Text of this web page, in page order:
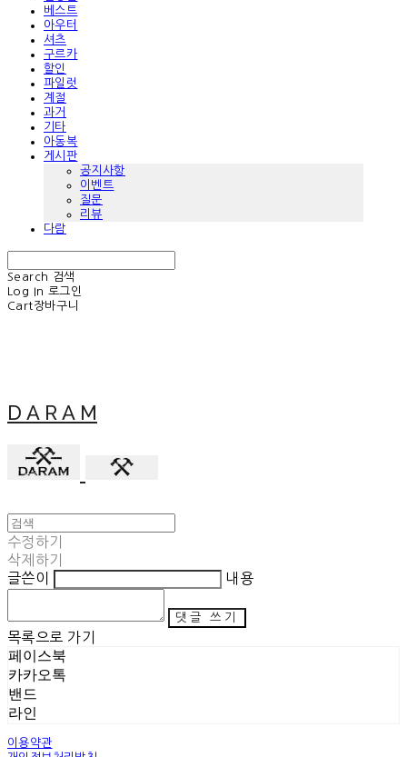
베스트
아우터
셔츠
구르카
할인
파일럿
계절
과거
기타
아동복
게시판
공지사항
이벤트
질문
리뷰
다람
Search
검색
Log In 로그인
Cart장바구니
D A R A M
수정하기
삭제하기
글쓴이
내용
댓글 쓰기
목록으로 가기
페이스북
카카오톡
밴드
라인
이용약관